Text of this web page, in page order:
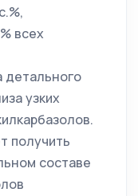
всех
детального
узких
получить
составе